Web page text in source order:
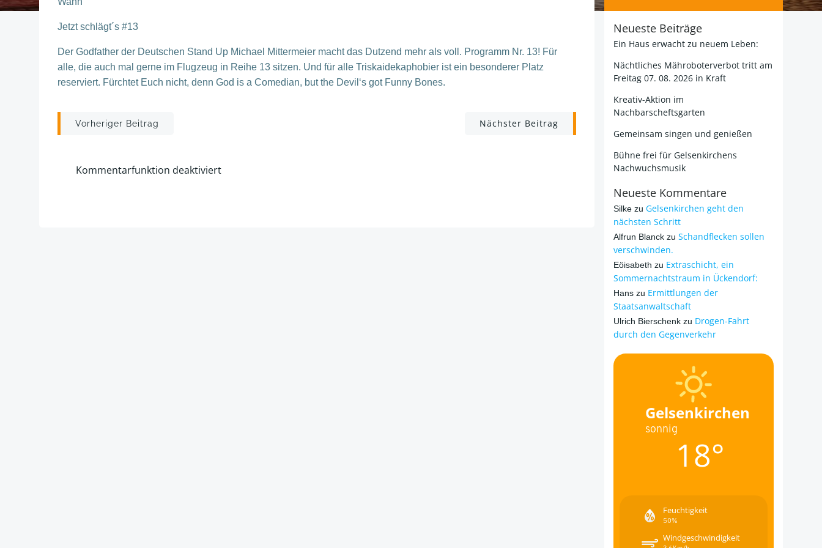
Jetzt schlägt´s #13
Der Godfather der Deutschen Stand Up Michael Mittermeier macht das Dutzend mehr als voll. Programm Nr. 13! Für
alle, die auch mal gerne im Flugzeug in Reihe 13 sitzen. Und für alle Triskaidekaphobier ist ein besonderer Platz
reserviert. Fürchtet Euch nicht, denn God is a Comedian, but the Devil‘s got Funny Bones.
Post
Vorheriger Beitrag Nächster Beitrag
Kommentarfunktion deaktiviert
Neueste Beiträge
Ein Haus erwacht zu neuem Leben:
Nächtliches Mähroboterverbot tritt am
Freitag 07. 08. 2026 in Kraft
Kreativ-Aktion im
Nachbarscheftsgarten
Gemeinsam singen und genießen
Bühne frei für Gelsenkirchens
Nachwuchsmusik
Neueste Kommentare
Silke zu Gelsenkirchen geht den
nächsten Schritt
Alfrun Blanck zu Schandflecken sollen
verschwinden.
Eöisabeth zu Extraschicht, ein
Sommernachtstraum in Ückendorf:
Hans zu Ermittlungen der
Staatsanwaltschaft
Ulrich Bierschenk zu Drogen-Fahrt
durch den Gegenverkehr
Gelsenkirchen
sonnig
18°
Feuchtigkeit
50%
Windgeschwindigkeit